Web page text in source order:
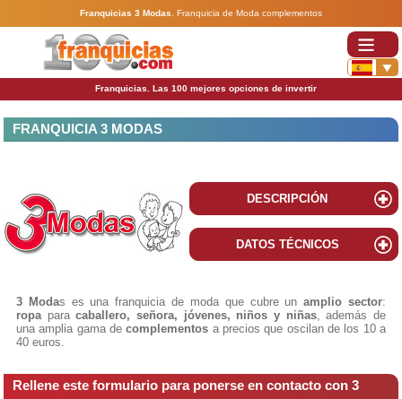
Franquicias 3 Modas Franquicia de Moda complementos
Franquicias. Las 100 mejores opciones de invertir
FRANQUICIA 3 MODAS
DESCRIPCIÓN
DATOS TÉCNICOS
3 Modas es una franquicia de moda que cubre un amplio sector:
ropa paracaballero, señora, jóvenes, niños y niñas, además de
una amplia gama decomplementos a precios que oscilan de los 10 a
40 euros.
Rellene este formulario para ponerse en contacto con 3